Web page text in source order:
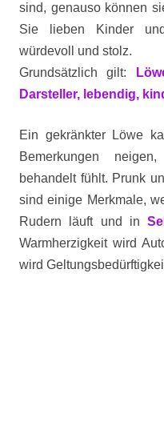
sind, genauso können
Sie lieben Kinder
würdevoll und stolz.
Grundsätzlich gilt:
Darsteller, lebendig,
Ein gekränkter Löwe
Bemerkungen
behandelt fühlt. Prunk
sind einige Merkmale,
Rudern läuft und in
Warmherzigkeit wird
wird